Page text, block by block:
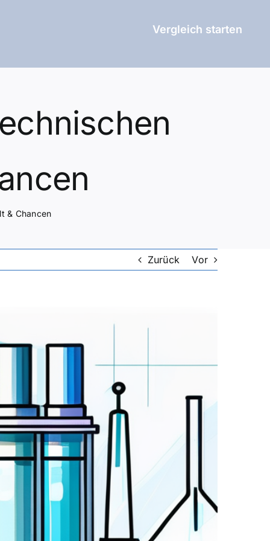
Vergleich starten
& Chancen
Zurück Vor